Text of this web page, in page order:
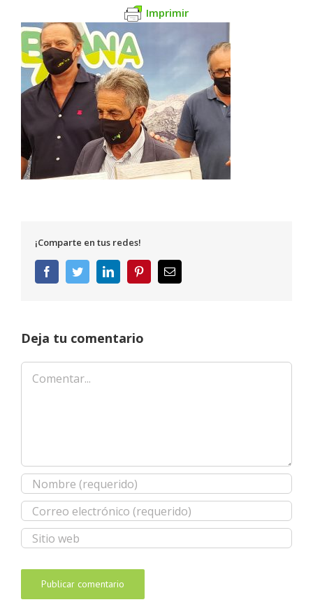
Imprimir
¡Comparte en tus redes!
FacebookTwitterLinkedInPinterestCorreo
electrónico
Deja tu comentario
Comentar